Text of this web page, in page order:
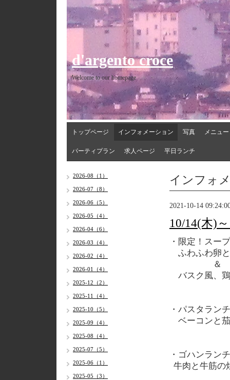
d'argento croce
Welcome to our homepage
トップページ インフォメーション 写真 メニュー
パーティプラン 求人ページ 平日ランチ
インフォ
2021-10-14
10/14(木)
・限定！スー
ふわふわ卵
＆
バスク風、
・パスタランチ
ベーコンと
・ゴハンランチ
牛肉と牛筋の
2026-08（1）
2026-07（8）
2026-06（5）
2026-05（4）
2026-04（6）
2026-03（4）
2026-02（4）
2026-01（4）
2025-12（2）
2025-11（4）
2025-10（5）
2025-09（4）
2025-08（4）
2025-07（5）
2025-06（1）
2025-05（3）